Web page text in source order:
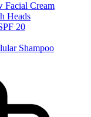
Facial Cream
Heads
20
Shampoo